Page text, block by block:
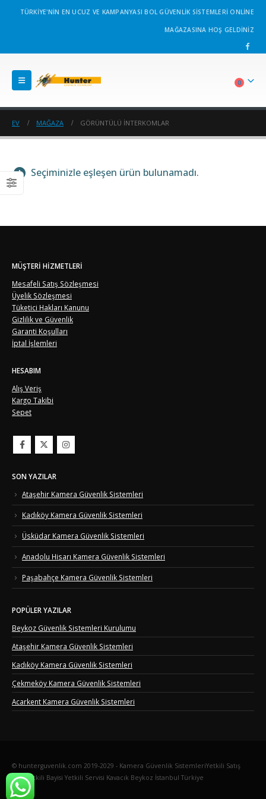
TÜRKİYE'NİN EN UCUZ VE KAMPANYASI BOL GÜVENLİK SİSTEMLERİ ONLİNE
MAĞAZASINA HOŞ GELDİNİZ
0
EV MAĞAZA GÖRÜNTÜLÜ İNTERKOMLAR
Seçiminizle eşleşen ürün bulunamadı.
MÜŞTERI HIZMETLERI
Mesafeli Satış Sözleşmesi
Üyelik Sözleşmesi
Tüketici Hakları Kanunu
Gizlilik ve Güvenlik
Garanti Koşulları
İptal İşlemleri
HESABIM
Alış Veriş
Kargo Takibi
Sepet
SON YAZILAR
Ataşehir Kamera Güvenlik Sistemleri
Kadıköy Kamera Güvenlik Sistemleri
Üsküdar Kamera Güvenlik Sistemleri
Anadolu Hisarı Kamera Güvenlik Sistemleri
Paşabahçe Kamera Güvenlik Sistemleri
POPÜLER YAZILAR
Beykoz Güvenlik Sistemleri Kurulumu
Ataşehir Kamera Güvenlik Sistemleri
Kadıköy Kamera Güvenlik Sistemleri
Çekmeköy Kamera Güvenlik Sistemleri
Acarkent Kamera Güvenlik Sistemleri
© hunterguvenlik.com 2019-2029 - Kamera Güvenlik SistemleriYetkili Satış
Bayi Yetkili Bayisi Yetkili Servisi Kavacık Beykoz İstanbul Türkiye